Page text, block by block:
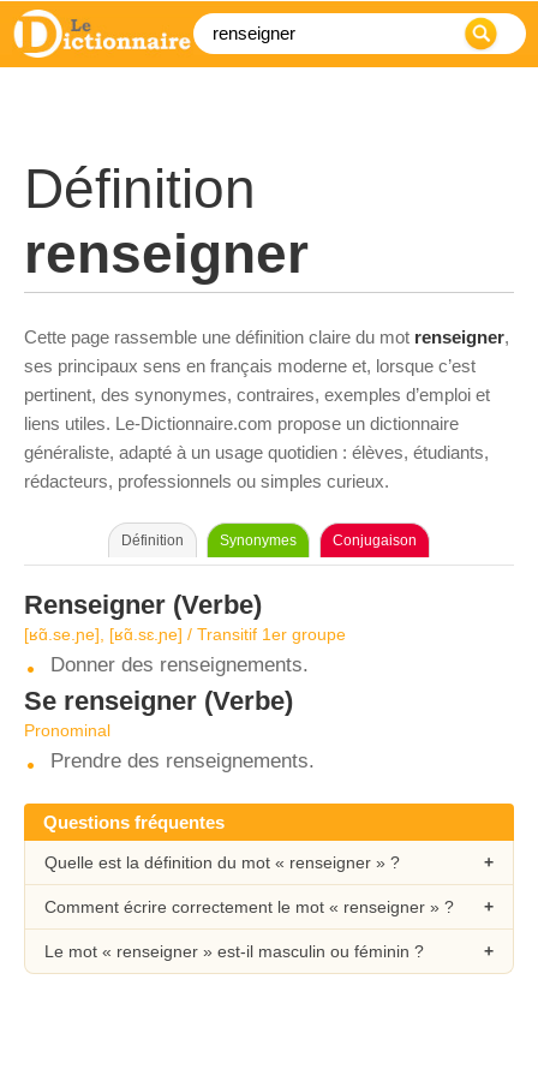
Définition
renseigner
Cette page rassemble une définition claire du mot renseigner,
ses principaux sens en français moderne et, lorsque c’est
pertinent, des synonymes, contraires, exemples d’emploi et
liens utiles. Le-Dictionnaire.com propose un dictionnaire
généraliste, adapté à un usage quotidien : élèves, étudiants,
rédacteurs, professionnels ou simples curieux.
Définition Synonymes Conjugaison
Renseigner (Verbe)
[ʁɑ̃.se.ɲe], [ʁɑ̃.sɛ.ɲe] / Transitif 1er groupe
Donner des renseignements.
Se renseigner (Verbe)
Pronominal
Prendre des renseignements.
Questions fréquentes
Quelle est la définition du mot « renseigner » ?
Comment écrire correctement le mot « renseigner » ?
Le mot « renseigner » est-il masculin ou féminin ?